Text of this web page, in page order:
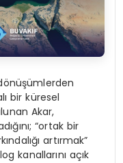
bir küresel
Akar,
“ortak bir
artırmak”
kanallarını açık